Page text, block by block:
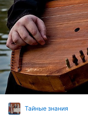
Тайные знания